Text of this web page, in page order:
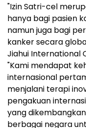
"Izin Satri-cel
hanya bagi pasien
namun juga bagi
kanker secara
Jiahui International
"Kami mendapat
internasional
menjalani terapi
pengakuan
yang
berbagai negara